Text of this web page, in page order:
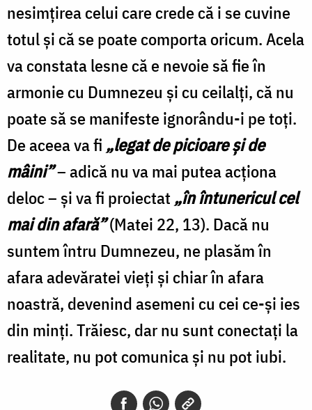
nesimţirea celui care crede că i se cuvine
totul şi că se poate comporta oricum. Acela
va constata lesne că e nevoie să fie în
armonie cu Dumnezeu şi cu ceilalţi, că nu
poate să se manifeste ignorându-i pe toţi.
De aceea va fi „legat de picioare şi de
mâini”– adică nu va mai putea acţiona
deloc – şi va fi proiectat „în întunericul cel
mai din afară”(Matei 22, 13). Dacă nu
suntem întru Dumnezeu, ne plasăm în
afara adevăratei vieţi şi chiar în afara
noastră, devenind asemeni cu cei ce-şi ies
din minţi. Trăiesc, dar nu sunt conectaţi la
realitate, nu pot comunica şi nu pot iubi.